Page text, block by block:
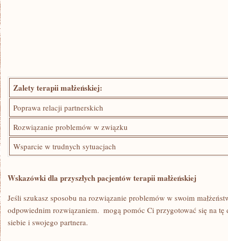
Zalety terapii małżeńskiej:
Poprawa ⁤relacji ⁣partnerskich
Rozwiązanie problemów w ‍związku
Wsparcie w trudnych ‍sytuacjach
Wskazówki dla ‍przyszłych pacjentów terapii małżeńskiej
Jeśli szukasz sposobu na rozwiązanie problemów w ⁤swoim
odpowiednim rozwiązaniem. ‍ mogą pomóc Ci przygotować się na
siebie i swojego partnera.